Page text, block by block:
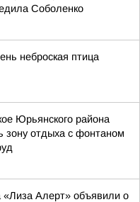
Соболенко
неброская птица
Юрьянского района
зону отдыха с фонтаном
Алерт» объявили о